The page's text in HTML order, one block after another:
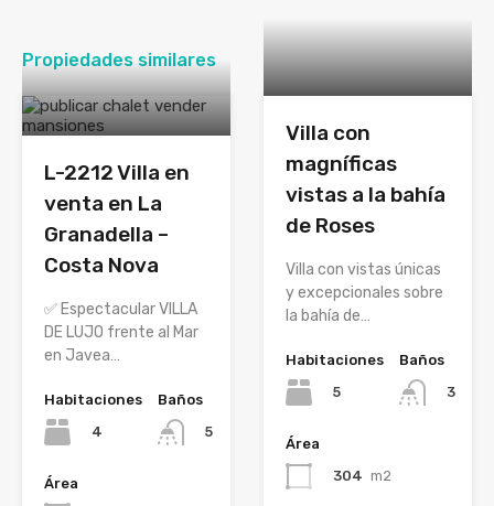
Propiedades similares
L-2212 Villa en
venta en La
Granadella –
Costa Nova
✅ Espectacular VILLA
DE LUJO frente al Mar
en Javea…
Habitaciones
4
Baños
5
Área
Villa con
magníficas
vistas a la bahía
de Roses
Villa con vistas únicas
y excepcionales sobre
la bahía de…
Habitaciones
5
Baños
3
Área
304 m2